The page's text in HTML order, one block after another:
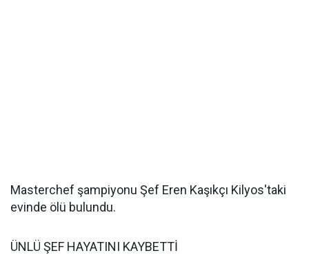
Masterchef şampiyonu Şef Eren Kaşıkçı Kilyos'taki
evinde ölü bulundu.
ÜNLÜ ŞEF HAYATINI KAYBETTİ